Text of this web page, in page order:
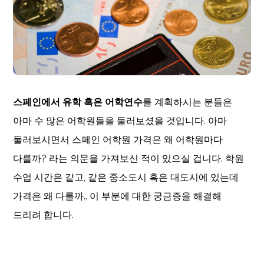
스페인에서 유학 혹은 어학연수를 계획하시는 분들은
아마 수 많은 어학원들을 둘러보셨을 것입니다. 아마
둘러보시면서 스페인 어학원 가격은 왜 어학원마다
다를까? 라는 의문을 가져보신 적이 있으실 겁니다. 학원
수업 시간은 같고, 같은 중소도시 혹은 대도시에 있는데
가격은 왜 다를까.. 이 부분에 대한 궁금증을 해결해
드리려 합니다.